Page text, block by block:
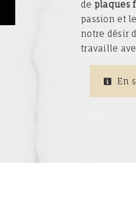
de plaques
passion et
notre désir
travaille
En